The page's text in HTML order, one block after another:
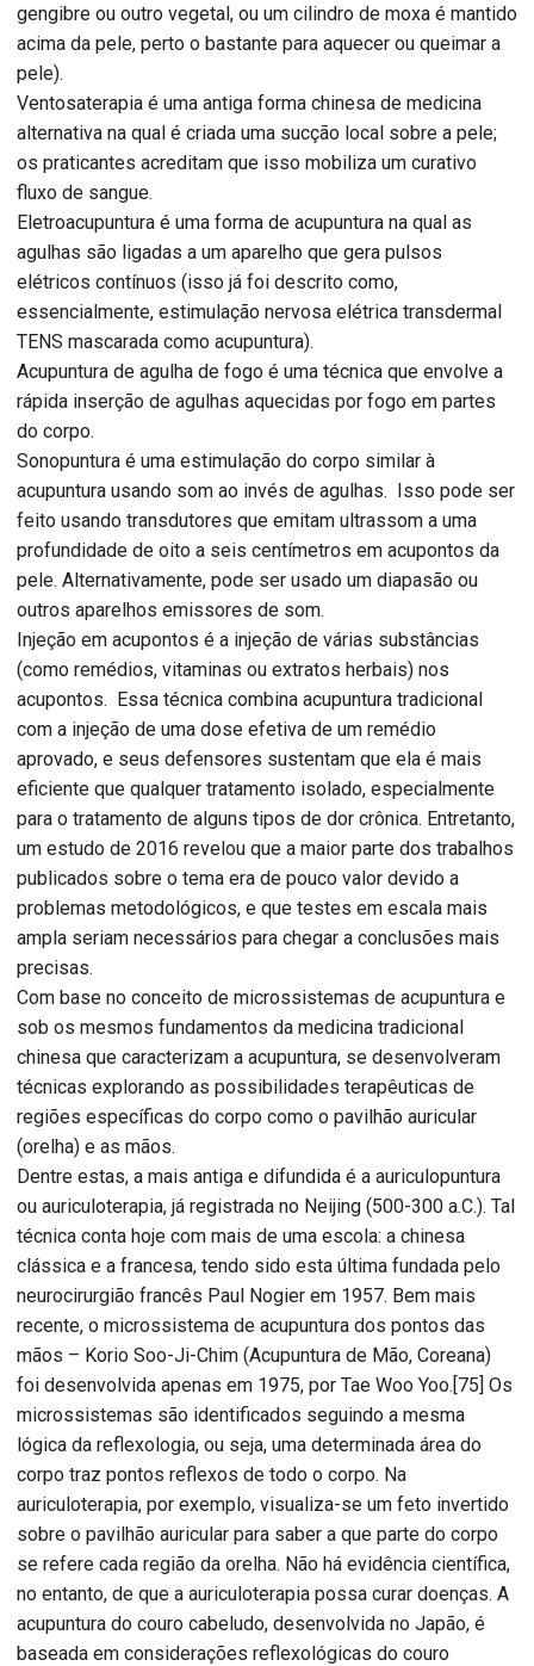
gengibre ou outro vegetal, ou um cilindro de moxa é mantido
acima da pele, perto o bastante para aquecer ou queimar a
pele).
Ventosaterapia é uma antiga forma chinesa de medicina
alternativa na qual é criada uma sucção local sobre a pele;
os praticantes acreditam que isso mobiliza um curativo
fluxo de sangue.
Eletroacupuntura é uma forma de acupuntura na qual as
agulhas são ligadas a um aparelho que gera pulsos
elétricos contínuos (isso já foi descrito como,
essencialmente, estimulação nervosa elétrica transdermal
TENS mascarada como acupuntura).
Acupuntura de agulha de fogo é uma técnica que envolve a
rápida inserção de agulhas aquecidas por fogo em partes
do corpo.
Sonopuntura é uma estimulação do corpo similar à
acupuntura usando som ao invés de agulhas. Isso pode ser
feito usando transdutores que emitam ultrassom a uma
profundidade de oito a seis centímetros em acupontos da
pele. Alternativamente, pode ser usado um diapasão ou
outros aparelhos emissores de som.
Injeção em acupontos é a injeção de várias substâncias
(como remédios, vitaminas ou extratos herbais) nos
acupontos. Essa técnica combina acupuntura tradicional
com a injeção de uma dose efetiva de um remédio
aprovado, e seus defensores sustentam que ela é mais
eficiente que qualquer tratamento isolado, especialmente
para o tratamento de alguns tipos de dor crônica. Entretanto,
um estudo de 2016 revelou que a maior parte dos trabalhos
publicados sobre o tema era de pouco valor devido a
problemas metodológicos, e que testes em escala mais
ampla seriam necessários para chegar a conclusões mais
precisas.
Com base no conceito de microssistemas de acupuntura e
sob os mesmos fundamentos da medicina tradicional
chinesa que caracterizam a acupuntura, se desenvolveram
técnicas explorando as possibilidades terapêuticas de
regiões específicas do corpo como o pavilhão auricular
(orelha) e as mãos.
Dentre estas, a mais antiga e difundida é a auriculopuntura
ou auriculoterapia, já registrada no Neijing (500-300 a.C.). Tal
técnica conta hoje com mais de uma escola: a chinesa
clássica e a francesa, tendo sido esta última fundada pelo
neurocirurgião francês Paul Nogier em 1957. Bem mais
recente, o microssistema de acupuntura dos pontos das
mãos – Korio Soo-Ji-Chim (Acupuntura de Mão, Coreana)
foi desenvolvida apenas em 1975, por Tae Woo Yoo.[75] Os
microssistemas são identificados seguindo a mesma
lógica da reflexologia, ou seja, uma determinada área do
corpo traz pontos reflexos de todo o corpo. Na
auriculoterapia, por exemplo, visualiza-se um feto invertido
sobre o pavilhão auricular para saber a que parte do corpo
se refere cada região da orelha. Não há evidência científica,
no entanto, de que a auriculoterapia possa curar doenças. A
acupuntura do couro cabeludo, desenvolvida no Japão, é
baseada em considerações reflexológicas do couro